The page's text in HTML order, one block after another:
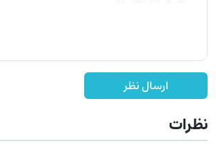
ارسال نظر
نظرات